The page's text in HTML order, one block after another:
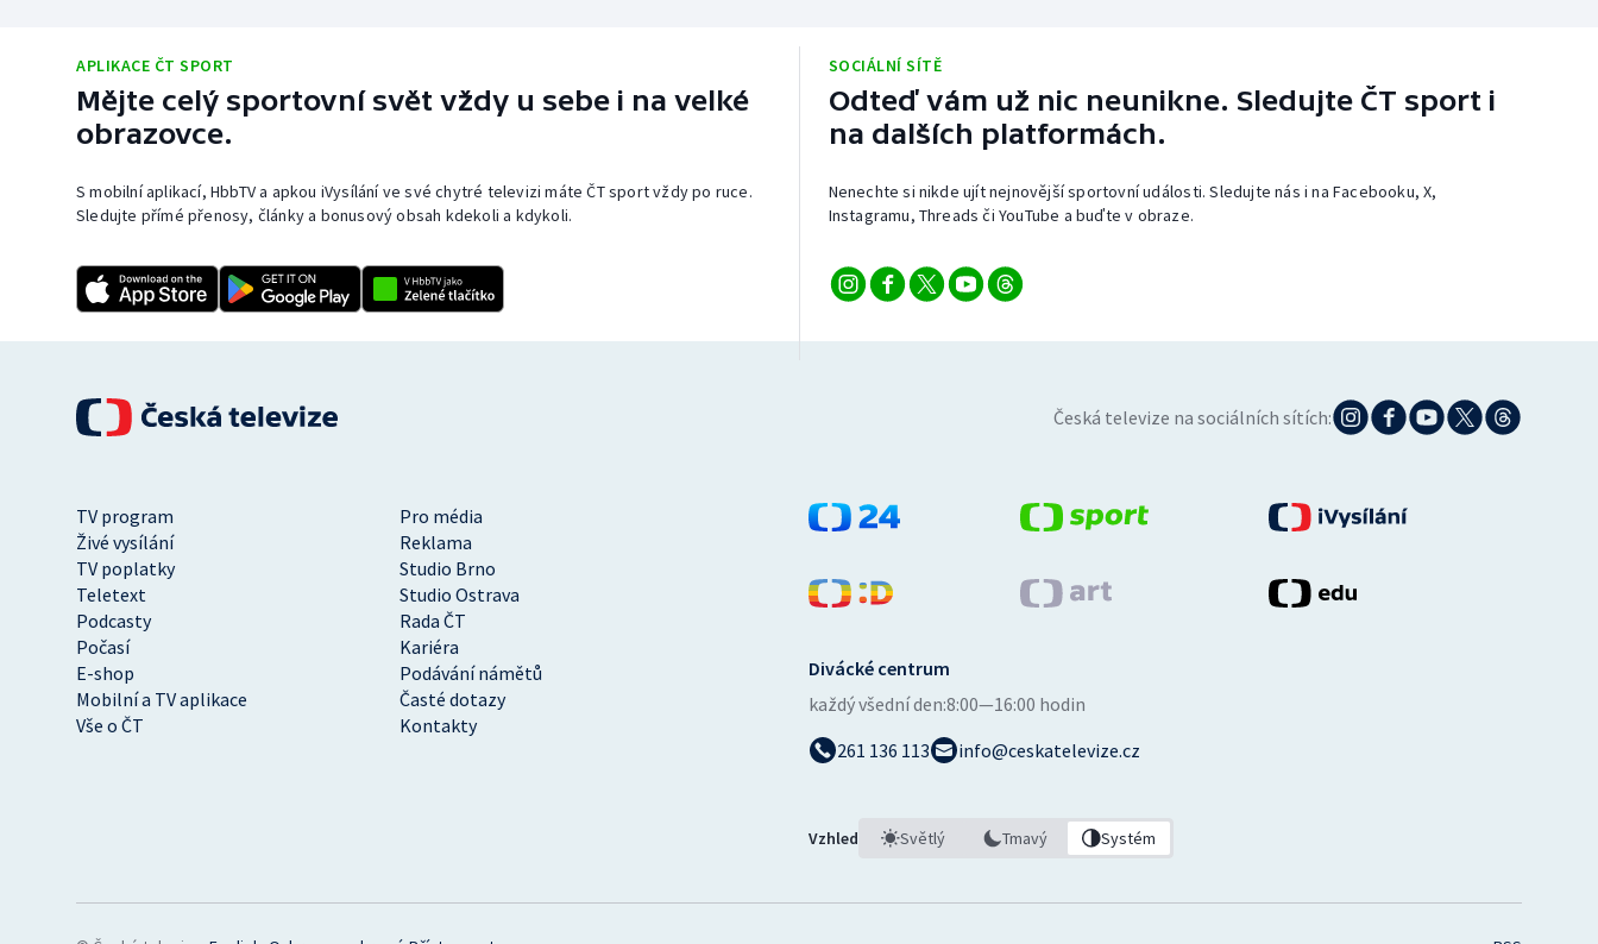
APLIKACE ČT SPORT
Mějte celý sportovní svět vždy u sebe i na velké
obrazovce.
S mobilní aplikací, HbbTV a apkou iVysílání ve své chytré televizi máte ČT sport vždy po ruce.
Sledujte přímé přenosy, články a bonusový obsah kdekoli a kdykoli.
SOCIÁLNÍ SÍTĚ
Odteď vám už nic neunikne. Sledujte ČT sport i
na dalších platformách.
Nenechte si nikde ujít nejnovější sportovní události. Sledujte nás i na Facebooku, X,
Instagramu, Threads či YouTube a buďte v obraze.
Česká televize na sociálních sítích:
TV program
Pro média
Živé vysílání
Reklama
TV poplatky
Studio Brno
Teletext
Studio Ostrava
Podcasty
Rada ČT
Počasí
Kariéra
E-shop
Podávání námětů
Mobilní a TV aplikace
Časté dotazy
Vše o ČT
Kontakty
Divácké centrum
každý všední den:8:00—16:00 hodin
261 136 113
info@ceskatelevize.cz
Vzhled Světlý Tmavý Systém